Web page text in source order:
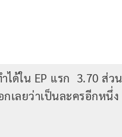
ได้ใน EP แรก 3.70 ส่วน
เลยว่าเป็นละครอีกหนึ่ง